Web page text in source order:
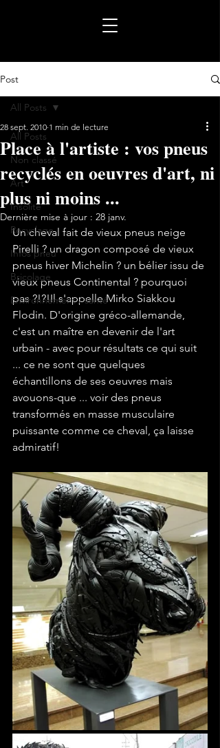
Post
All Posts
Non classé
Art
Insolite
Recyclage
Infos pneu
Bricolage
Environnement / santé
All Posts
Place à l'artiste : vos pneus
recyclés en oeuvres d'art, ni
plus ni moins ...
28 sept. 2010 1 min de lecture
Dernière mise à jour : 28 janv.
Un cheval fait de vieux pneus neige
Pirelli ? un dragon composé de vieux
pneus hiver Michelin ? un bélier issu de
vieux pneus Continental ? pourquoi
pas ?!?!Il s'appelle Mirko Siakkou
Flodin. D'origine gréco-allemande,
c'est un maître en devenir de l'art
urbain - avec pour résultats ce qui suit
... ce ne sont que quelques
échantillons de ses oeuvres mais
avouons-que ... voir des pneus
transformés en masse musculaire
puissante comme ce cheval, ça laisse
admiratif!